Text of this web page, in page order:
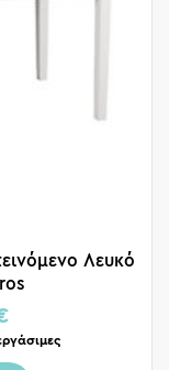
Λευκό